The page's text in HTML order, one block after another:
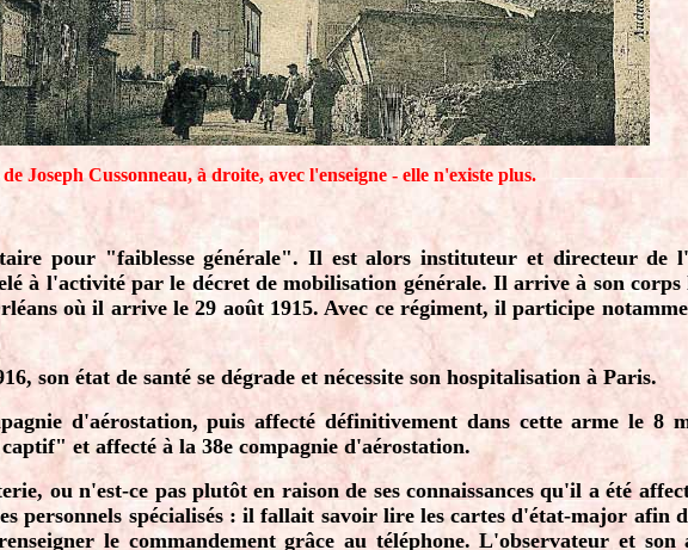
Joseph Cussonneau, à droite, avec l'enseigne - elle n'existe plus.
pour "faiblesse générale". Il est alors instituteur et directeur de
à l'activité par le décret de mobilisation générale. Il arrive à son
où il arrive le 29 août 1915. Avec ce régiment, il participe
son état de santé se dégrade et nécessite son hospitalisation à Paris.
d'aérostation, puis affecté définitivement dans cette arme le 8
et affecté à la 38e compagnie d'aérostation.
ou n'est-ce pas plutôt en raison de ses connaissances qu'il a été
personnels spécialisés : il fallait savoir lire les cartes d'état-major afin
le commandement grâce au téléphone. L'observateur et son